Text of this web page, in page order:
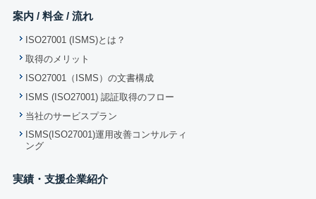
案内 / 料金 / 流れ
ISO27001 (ISMS)とは？
取得のメリット
ISO27001（ISMS）の文書構成
ISMS (ISO27001) 認証取得のフロー
当社のサービスプラン
ISMS(ISO27001)運用改善コンサルティ
ング
実績・支援企業紹介